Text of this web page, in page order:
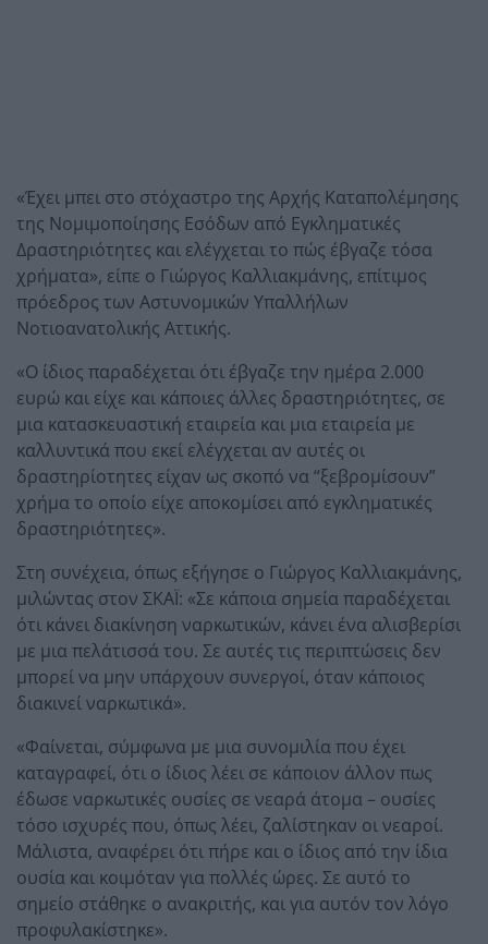
«Έχει μπει στο στόχαστρο της Αρχής Καταπολέμησης
της Νομιμοποίησης Εσόδων από Εγκληματικές
Δραστηριότητες και ελέγχεται το πώς έβγαζε τόσα
χρήματα», είπε ο Γιώργος Καλλιακμάνης, επίτιμος
πρόεδρος των Αστυνομικών Υπαλλήλων
Νοτιοανατολικής Αττικής.
«Ο ίδιος παραδέχεται ότι έβγαζε την ημέρα 2.000
ευρώ και είχε και κάποιες άλλες δραστηριότητες, σε
μια κατασκευαστική εταιρεία και μια εταιρεία με
καλλυντικά που εκεί ελέγχεται αν αυτές οι
δραστηρίοτητες είχαν ως σκοπό να “ξεβρομίσουν”
χρήμα το οποίο είχε αποκομίσει από εγκληματικές
δραστηριότητες».
Στη συνέχεια, όπως εξήγησε ο Γιώργος Καλλιακμάνης,
μιλώντας στον ΣΚΑΪ: «Σε κάποια σημεία παραδέχεται
ότι κάνει διακίνηση ναρκωτικών, κάνει ένα αλισβερίσι
με μια πελάτισσά του. Σε αυτές τις περιπτώσεις δεν
μπορεί να μην υπάρχουν συνεργοί, όταν κάποιος
διακινεί ναρκωτικά».
«Φαίνεται, σύμφωνα με μια συνομιλία που έχει
καταγραφεί, ότι ο ίδιος λέει σε κάποιον άλλον πως
έδωσε ναρκωτικές ουσίες σε νεαρά άτομα – ουσίες
τόσο ισχυρές που, όπως λέει, ζαλίστηκαν οι νεαροί.
Μάλιστα, αναφέρει ότι πήρε και ο ίδιος από την ίδια
ουσία και κοιμόταν για πολλές ώρες. Σε αυτό το
σημείο στάθηκε ο ανακριτής, και για αυτόν τον λόγο
προφυλακίστηκε».